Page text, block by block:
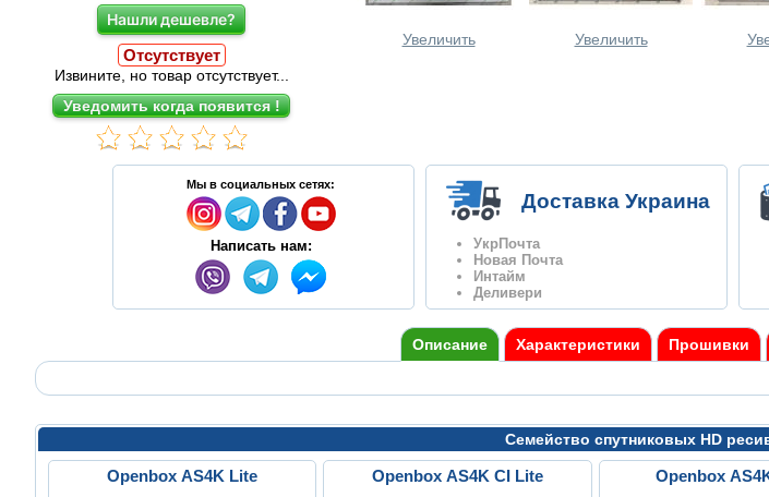
Нашли дешевле?
Отсутствует
Извините, но товар отсутствует...
Увеличить Увеличить
Мы в социальных сетях:
Написать нам:
Доставка Украина
УкрПочта
Новая Почта
Интайм
Деливери
Описание Характеристики Прошивки
Семейство спутниковых HD
Openbox AS4K Lite Openbox AS4K CI Lite Openbox